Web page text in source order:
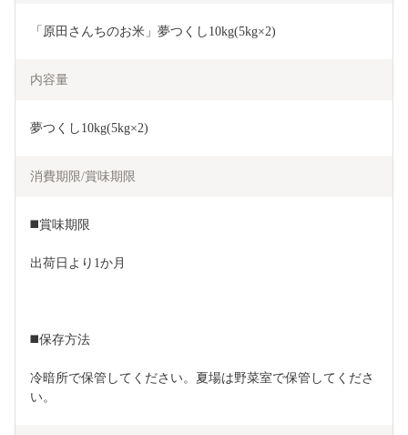
「原田さんちのお米」夢つくし10kg(5kg×2)
内容量
夢つくし10kg(5kg×2)
消費期限/賞味期限
◼️賞味期限
出荷日より1か月
◼️保存方法
冷暗所で保管してください。夏場は野菜室で保管してくださ
い。